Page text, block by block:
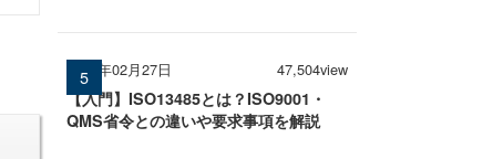
2026年02月27日 47,504view
【入門】ISO13485とは？ISO9001・
QMS省令との違いや要求事項を解説